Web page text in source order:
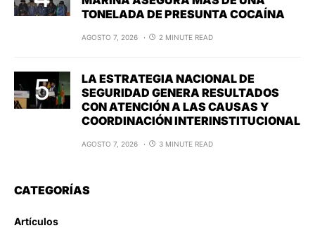
TONELADA DE PRESUNTA COCAÍNA
AGOSTO 7, 2026 2 MINUTE READ
LA ESTRATEGIA NACIONAL DE
SEGURIDAD GENERA RESULTADOS
CON ATENCIÓN A LAS CAUSAS Y
COORDINACIÓN INTERINSTITUCIONAL
AGOSTO 7, 2026 3 MINUTE READ
CATEGORÍAS
Artículos